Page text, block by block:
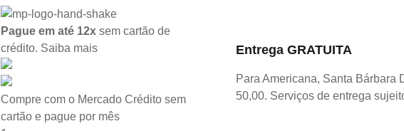
Pague em até 12x sem cartão de
crédito. Saiba mais
Compre com o Mercado Crédito sem
cartão e pague por mês
Entrega GRATUITA
Para Americana, Santa Bárbara
50,00. Serviços de entrega